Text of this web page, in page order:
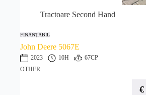
Tractoare Second Hand
FINANȚABIL
John Deere 5067E
2023 10H
67CP
OTHER
€